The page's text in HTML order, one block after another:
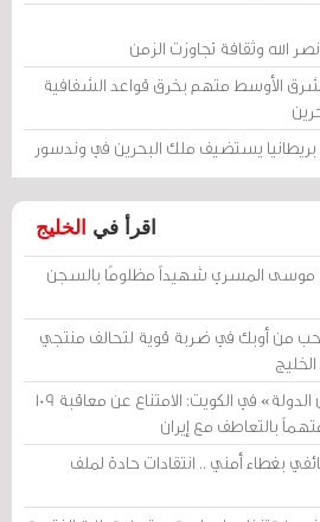
الله وثقافة تجاوزت الزمن
الأوسط متهم بخرق قواعد الشفافية
بريطانيا يستضيف ملك البحرين في وندسور
اقرأ في الخليج
موسى المسري شهيداً مظلومًا بالسجن
من أوبك في ضربة قوية لتحالف منتجي
محكمة «أمن الدولة» في الكويت: الامتناع عن معاقبة 109
بغطاء أمني .. انتقادات حادة لملف